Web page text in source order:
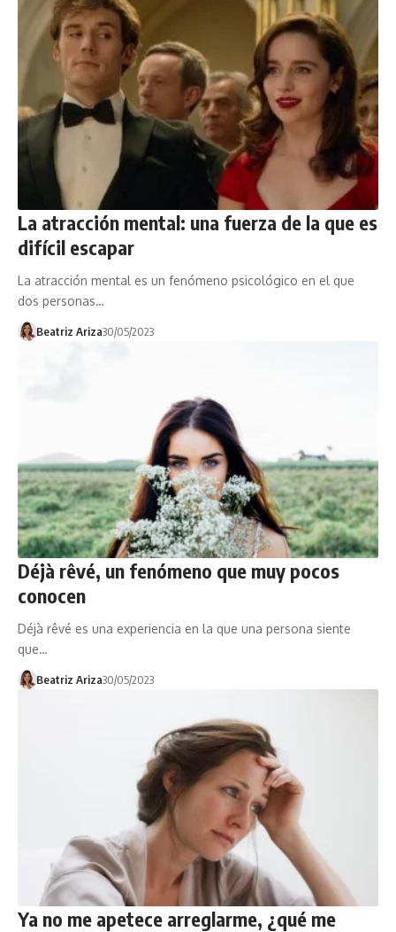
La atracción mental: una fuerza de la que es
difícil escapar
La atracción mental es un fenómeno psicológico en el que
dos personas…
Beatriz Ariza30/05/2023
Déjà rêvé, un fenómeno que muy pocos
conocen
Déjà rêvé es una experiencia en la que una persona siente
que…
Beatriz Ariza30/05/2023
Ya no me apetece arreglarme, ¿qué me